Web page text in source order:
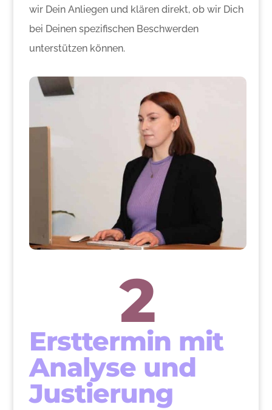
wir Dein Anliegen und klären direkt, ob wir Dich
bei Deinen spezifischen Beschwerden
unterstützen können.
2
Ersttermin mit
Analyse und
Justierung